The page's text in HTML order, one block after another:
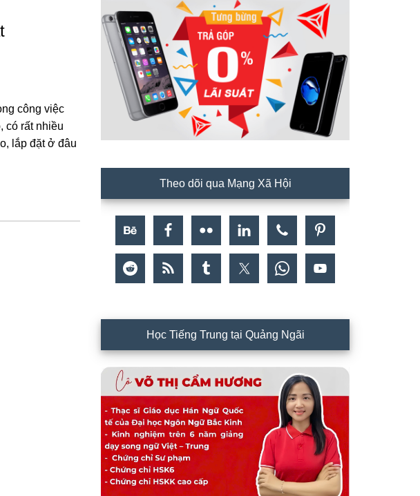
công việc
có rất nhiều
lắp đặt ở đâu
Theo dõi qua Mạng Xã Hội
Học Tiếng Trung tại Quảng Ngãi